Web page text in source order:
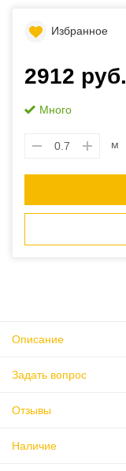
Избранное
2912 руб.
Много
м
Описание
Задать вопрос
Отзывы
Наличие